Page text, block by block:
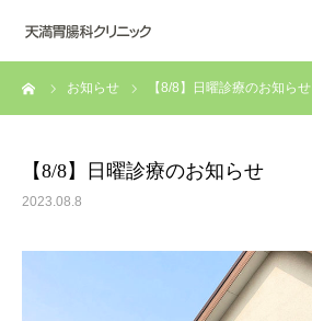
お知らせ 【8/8】日曜診療のお知らせ
【8/8】日曜診療のお知らせ
2023.08.8
医院紹介